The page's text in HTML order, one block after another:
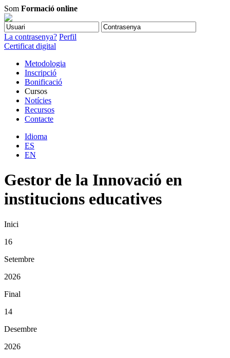
Som Formació online
La contrasenya? Perfil
Certificat digital
Metodologia
Inscripció
Bonificació
Cursos
Notícies
Recursos
Contacte
Idioma
ES
EN
Gestor de la Innovació en
institucions educatives
Inici
16
Setembre
2026
Final
14
Desembre
2026